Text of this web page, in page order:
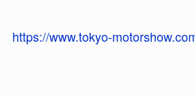
https://www.tokyo-